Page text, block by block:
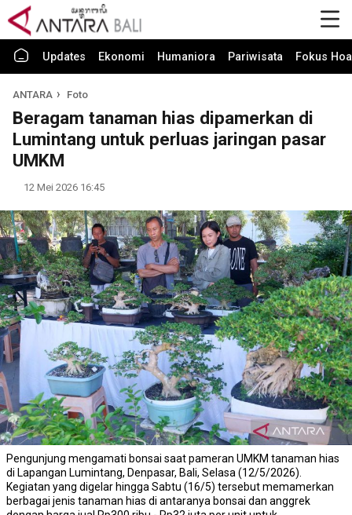
Updates Ekonomi Humaniora Pariwisata Fokus
ANTARA Foto
Beragam tanaman hias dipamerkan di
Lumintang untuk perluas jaringan pasar
UMKM
12 Mei 2026 16:45
Pengunjung mengamati bonsai saat pameran UMKM tanaman hias
di Lapangan Lumintang, Denpasar, Bali, Selasa (12/5/2026).
Kegiatan yang digelar hingga Sabtu (16/5) tersebut memamerkan
berbagai jenis tanaman hias di antaranya bonsai dan anggrek